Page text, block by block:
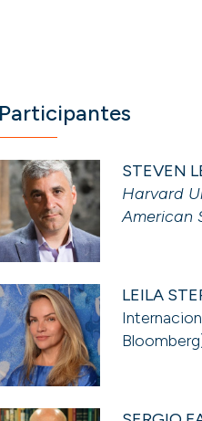
Participantes
STEVEN
Harvard
American
LEILA